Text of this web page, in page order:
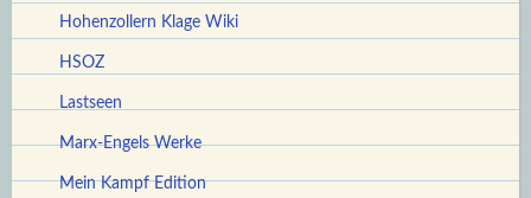
Hohenzollern Klage Wiki
HSOZ
Lastseen
Marx-Engels Werke
Mein Kampf Edition